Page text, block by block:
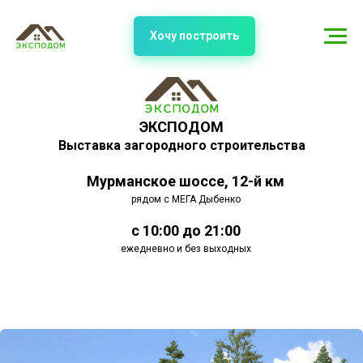
ЭКСПОДОМ
Выставка загородного строительства
Мурманское шоссе, 12-й км
рядом с МЕГА Дыбенко
с 10:00 до 21:00
ежедневно и без выходных
Хочу построить